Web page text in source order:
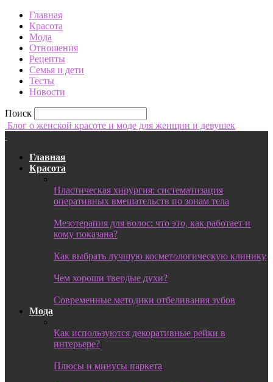
Главная
Красота
Мода
Отношения
Рецепты
Семья и дети
Тесты
Новости
Поиск
Блог о женской красоте и моде для женщин и девушек
Главная
Красота
Пластическая хирургия: систематизация
оперативных вмешательств по зонам тела
Мезотерапия для волос: что это, как работает и
кому показана?
Как выбрать лучшую косметологическую клинику
Чем хороши твердые духи?
Современные методики отбеливания зубов
Мода
Как используются декоративные рейки в
интерьере?
Плюсы и минусы паркета